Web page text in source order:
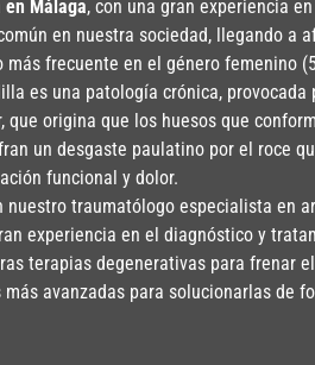
Málaga, con una gran experiencia
en nuestra sociedad, llegando a
más frecuente en el género femenino
es una patología crónica,
que origina que los huesos que
un desgaste paulatino por el roce
funcional y dolor.
nuestro traumatólogo especialista en
experiencia en el diagnóstico y
terapias degenerativas para frenar
avanzadas para solucionarlas de